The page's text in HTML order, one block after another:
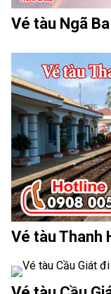
Vé tàu Ngã
Vé tàu Thanh